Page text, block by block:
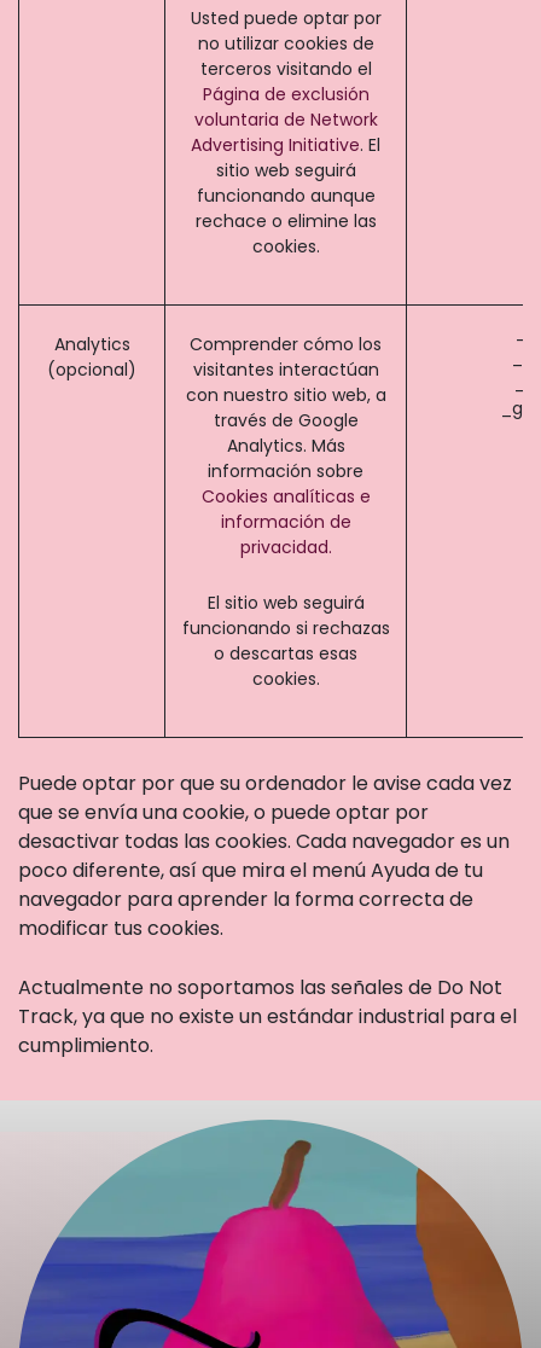
Usted puede optar por
no utilizar cookies de
terceros visitando el
Página de exclusión
voluntaria de Network
Advertising Initiative. El
sitio web seguirá
funcionando aunque
rechace o elimine las
cookies.
Analytics
(opcional)
Comprender cómo los
visitantes interactúan
con nuestro sitio web, a
través de Google
Analytics. Más
información sobre
Cookies analíticas e
información de
privacidad.
El sitio web seguirá
funcionando si rechazas
o descartas esas
cookies.
Puede optar por que su ordenador le avise cada vez
que se envía una cookie, o puede optar por
desactivar todas las cookies. Cada navegador es un
poco diferente, así que mira el menú Ayuda de tu
navegador para aprender la forma correcta de
modificar tus cookies.
Actualmente no soportamos las señales de Do Not
Track, ya que no existe un estándar industrial para el
cumplimiento.